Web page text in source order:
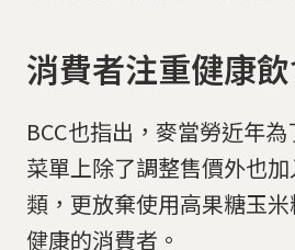
消費者注重健康
BCC也指出，麥當勞近年
菜單上除了調整售價外也
類，更放棄使用高果糖玉
健康的消費者。